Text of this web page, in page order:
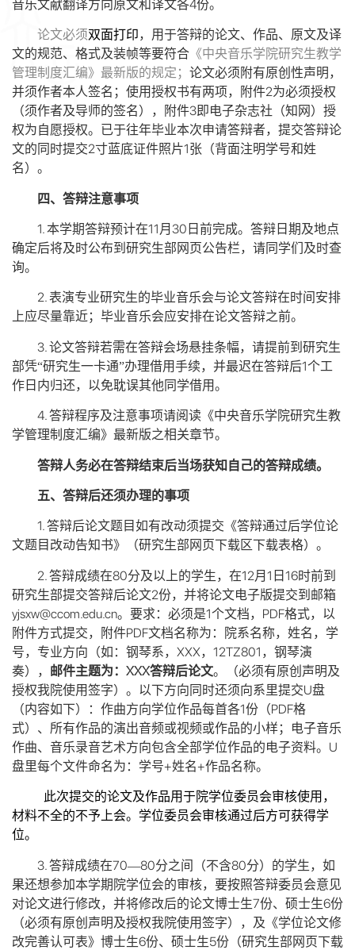
音乐文献翻译方向原文和译文各4份。
论文必须双面打印， 用于答辩的论文、作品、原文及译
文的规范、格式及装帧等要符合 《中央音乐学院研究生教学
管理制度汇编》最新版的规定； 论文必须附有原创性声明，
并须作者本人签名；使用授权书有两项，附件2为必须授权
（须作者及导师的签名），附件3即电子杂志社（知网）授
权为自愿授权。已于往年毕业本次申请答辩者，提交答辩论
文的同时提交2寸蓝底证件照片1张（背面注明学号和姓
名）。
四、答辩注意事项
1.本学期答辩预计在11 月 30 日前完成。答辩日期及地点
确定后将及时公布到研究生部网页公告栏，请同学们 及时查
询。
2.表演专业研究生的毕业音乐会与论文答辩在时间安排
上应尽量靠近；毕业音乐会应安排在论文答辩之前。
3.论文答辩若需在答辩会场悬挂条幅，请提前到研究生
部凭“研究生一卡通”办理借用手续，并最迟在答辩后1个工
作日内归还，以免耽误其他同学借用。
4.答辩程序及注意事项请阅读 《中央音乐学院研究生教
学管理制度汇编》最新版之相关章节。
答辩人务必在答辩结束后当场获知自己的答辩成绩。
五、答辩后还须办理的事项
1.答辩后论文题目如有改动须提交《答辩通过后学位论
文题目改动告知书》（研究生部网页下载区下载表格）。
2.答辩成绩在80分及以上的学生，在12月 1 日 16时前到
研究生部提交答辩后论文2份，并将论文电子版提交到邮箱
yjsxw@ccom.edu.cn。要求：必须是1个文档， PDF格式，以
附件方式提交，附件PDF文档名称为：院系名称，姓名，学
号，专业方向（如：钢琴系， XXX， 12TZ801 ，钢琴演
奏）， 邮件主题为： XXX答辩后论文。（必须有原创声明及
授权我院使用签字）。以下方向同时还须向系里提交U盘
（内容如下）：作曲方向学位作品每首各1份（PDF格
式）、所有作品的演出音频或视频或作品的小样；电子音乐
作曲、音乐录音艺术方向包含全部学位作品的电子资料。 U
盘里每个文件命名为：学号+姓名+作品名称。
此次提交的论文及作品用于院学位委员会审核使用，
材料不全的不予上会。学位委员会审核通过后方可获得学
位。
3.答辩成绩在70—80分之间（不含80分）的学生，如
果还想参加本学期院学位会的审核，要按照答辩委员会意见
对论文进行修改，并将修改后的论文博士生7份、硕士生6份
（必须有原创声明及授权我院使用签字），及《学位论文修
改完善认可表》博士生6份、硕士生5份（研究生部网页下载